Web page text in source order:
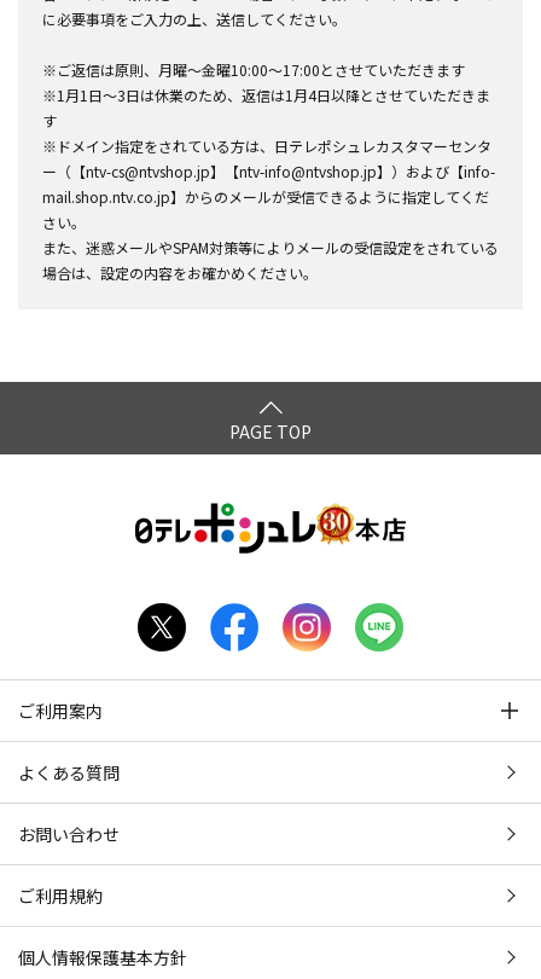
に必要事項をご入力の上、送信してください。
※ご返信は原則、月曜～金曜10:00～17:00とさせていただきます
※1月1日～3日は休業のため、返信は1月4日以降とさせていただきま
す
※ドメイン指定をされている方は、日テレポシュレカスタマーセンタ
ー（【ntv-cs@ntvshop.jp】【ntv-info@ntvshop.jp】）および【info-
mail.shop.ntv.co.jp】からのメールが受信できるように指定してくだ
さい。
また、迷惑メールやSPAM対策等によりメールの受信設定をされている
場合は、設定の内容をお確かめください。
PAGE TOP
ご利用案内
よくある質問
お問い合わせ
ご利用規約
個人情報保護基本方針